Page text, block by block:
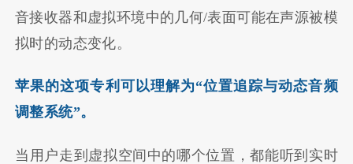
音接收器和虚拟环境中的几何/表面可能在声源被模
拟时的动态变化。
苹果的这项专利可以理解为“位置追踪与动态音频
调整系统”。
当用户走到虚拟空间中的哪个位置，都能听到实时